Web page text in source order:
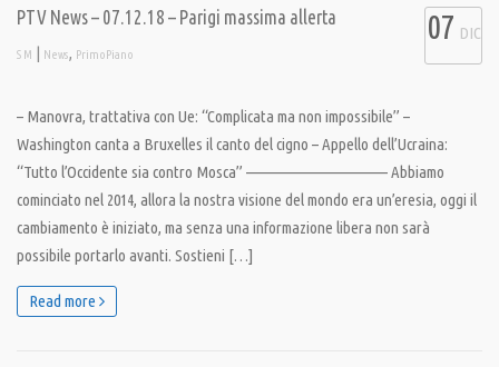
PTV News – 07.12.18 – Parigi massima allerta
S M | News, PrimoPiano
07 DIC
– Manovra, trattativa con Ue: “Complicata ma non impossibile” –
Washington canta a Bruxelles il canto del cigno – Appello dell’Ucraina:
“Tutto l’Occidente sia contro Mosca” ———————————– Abbiamo
cominciato nel 2014, allora la nostra visione del mondo era un’eresia, oggi il
cambiamento è iniziato, ma senza una informazione libera non sarà
possibile portarlo avanti. Sostieni […]
Read more